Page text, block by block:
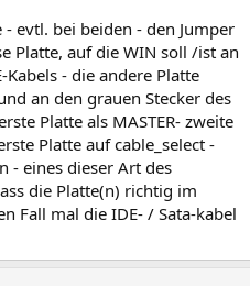
evtl. bei beiden - den Jumper
Platte, auf die WIN soll /ist an
Kabels - die andere Platte
an den grauen Stecker des
Platte als MASTER- zweite
Platte auf cable_select -
- eines dieser Art des
die Platte(n) richtig im
Fall mal die IDE- / Sata-kabel